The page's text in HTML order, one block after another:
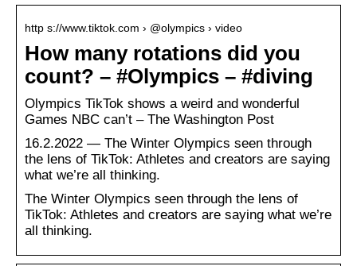
http s://www.tiktok.com › @olympics › video
How many rotations did you
count? – #Olympics – #diving
Olympics TikTok shows a weird and wonderful
Games NBC can’t – The Washington Post
16.2.2022 — The Winter Olympics seen through
the lens of TikTok: Athletes and creators are saying
what we’re all thinking.
The Winter Olympics seen through the lens of
TikTok: Athletes and creators are saying what we’re
all thinking.